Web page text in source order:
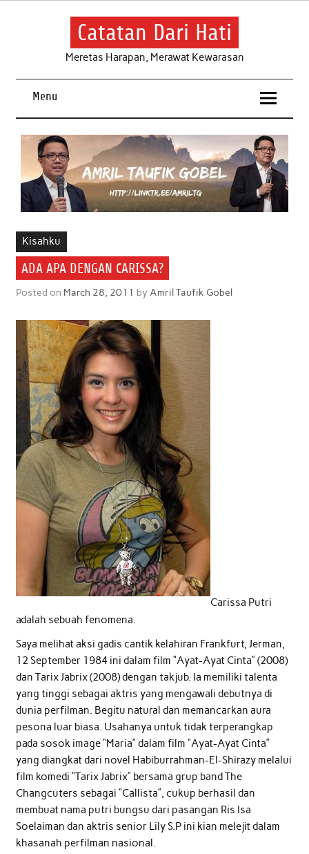
Skip
Catatan Dari Hati
Meretas Harapan, Merawat Kewarasan
Menu
Kisahku
ADA APA DENGAN CARISSA?
Posted on March 28, 2011 by Amril Taufik Gobel
Carissa Putri
adalah sebuah fenomena.
Saya melihat aksi gadis cantik kelahiran Frankfurt, Jerman,
12 September 1984 ini dalam film “Ayat-Ayat Cinta” (2008)
dan Tarix Jabrix (2008) dengan takjub. Ia memiliki talenta
yang tinggi sebagai aktris yang mengawali debutnya di
dunia perfilman. Begitu natural dan memancarkan aura
pesona luar biasa. Usahanya untuk tidak terperangkap
pada sosok image “Maria” dalam film “Ayat-Ayat Cinta”
yang diangkat dari novel Habiburrahman-El-Shirazy melalui
film komedi “Tarix Jabrix” bersama grup band The
Changcuters sebagai “Callista”, cukup berhasil dan
membuat nama putri bungsu dari pasangan Ris Isa
Soelaiman dan aktris senior Lily S.P ini kian melejit dalam
khasanah perfilman nasional.